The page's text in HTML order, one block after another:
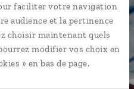
faciliter votre navigation
audience et la pertinence
choisir maintenant quels
modifier vos choix en
» en bas de page.
voyage
?